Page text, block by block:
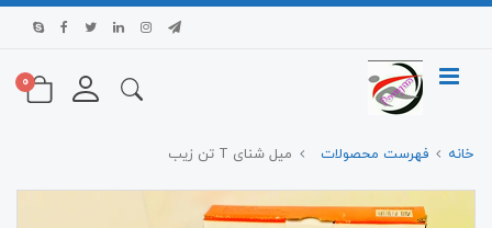
0
خانه فهرست محصولات میل شنای T تن زیب